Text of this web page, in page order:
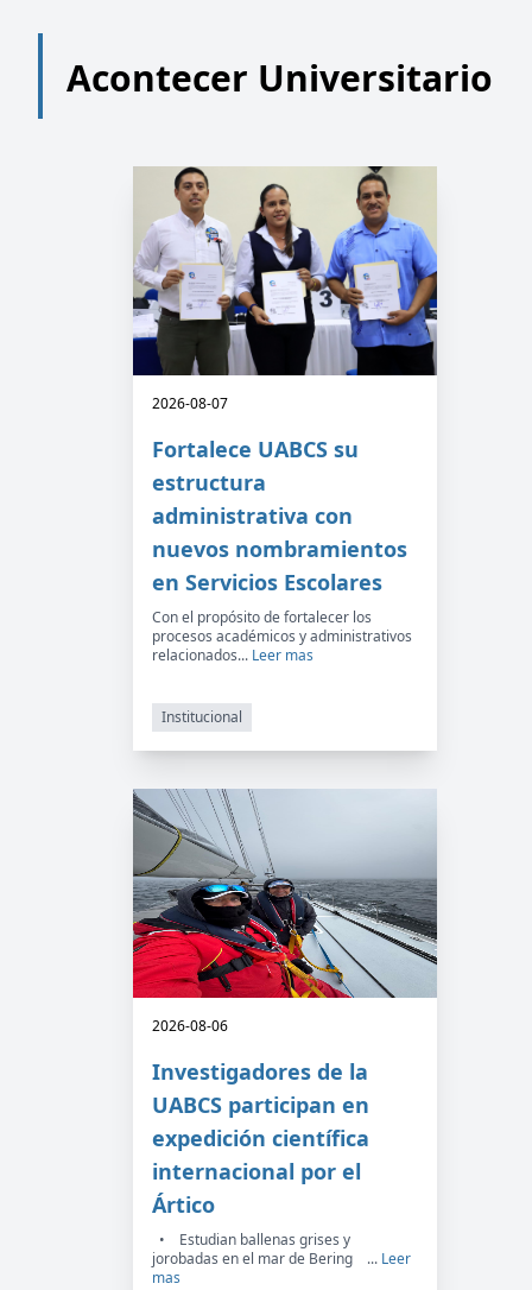
Acontecer Universitario
2026-08-07
Fortalece UABCS su
estructura
administrativa con
nuevos nombramientos
en Servicios Escolares
Con el propósito de fortalecer los
procesos académicos y administrativos
relacionados... Leer mas
Institucional
2026-08-06
Investigadores de la
UABCS participan en
expedición científica
internacional por el
Ártico
• Estudian ballenas grises y
jorobadas en el mar de Bering ... Leer
mas